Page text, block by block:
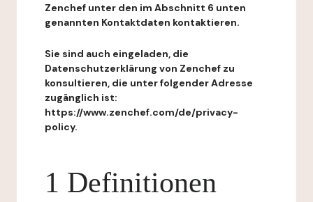
Zenchef unter den im Abschnitt 6 unten
genannten Kontaktdaten kontaktieren.
Sie sind auch eingeladen, die
Datenschutzerklärung von Zenchef zu
konsultieren, die unter folgender Adresse
zugänglich ist:
https://www.zenchef.com/de/privacy-
policy.
1 Definitionen